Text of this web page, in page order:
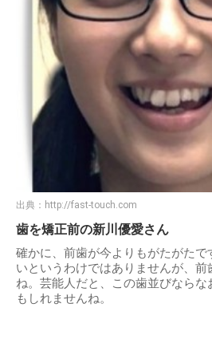
出典： http://fast-touch.com
歯を矯正前の新川優愛さん
確かに、前歯が今よりもがたがた
いというわけではありませんが、
ね。芸能人だと、この歯並びなら
もしれませんね。